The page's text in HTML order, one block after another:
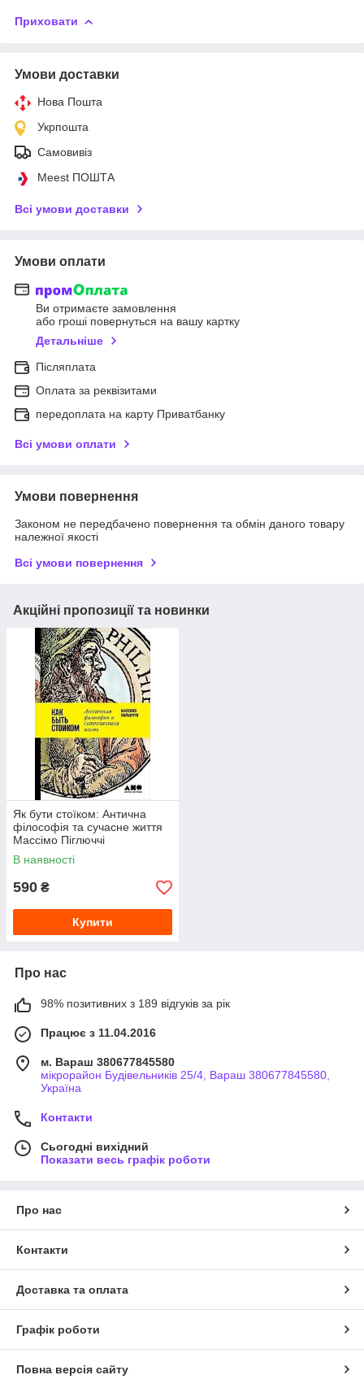
Приховати
Умови доставки
Нова Пошта
Укрпошта
Самовивіз
Meest ПОШТА
Всі умови доставки
Умови оплати
Ви отримаєте замовлення
або гроші повернуться на вашу картку
Детальніше
Післяплата
Оплата за реквізитами
передоплата на карту Приватбанку
Всі умови оплати
Умови повернення
Законом не передбачено повернення та обмін даного товару
належної якості
Всі умови повернення
Акційні пропозиції та новинки
Як бути стоїком: Антична
філософія та сучасне життя
Массімо Піглюччі
В наявності
590 ₴
Купити
Про нас
98% позитивних з 189 відгуків за рік
Працює з 11.04.2016
м. Вараш 380677845580
мікрорайон Будівельників 25/4, Вараш 380677845580,
Україна
Контакти
Сьогодні вихідний
Показати весь графік роботи
Про нас
Контакти
Доставка та оплата
Графік роботи
Повна версія сайту